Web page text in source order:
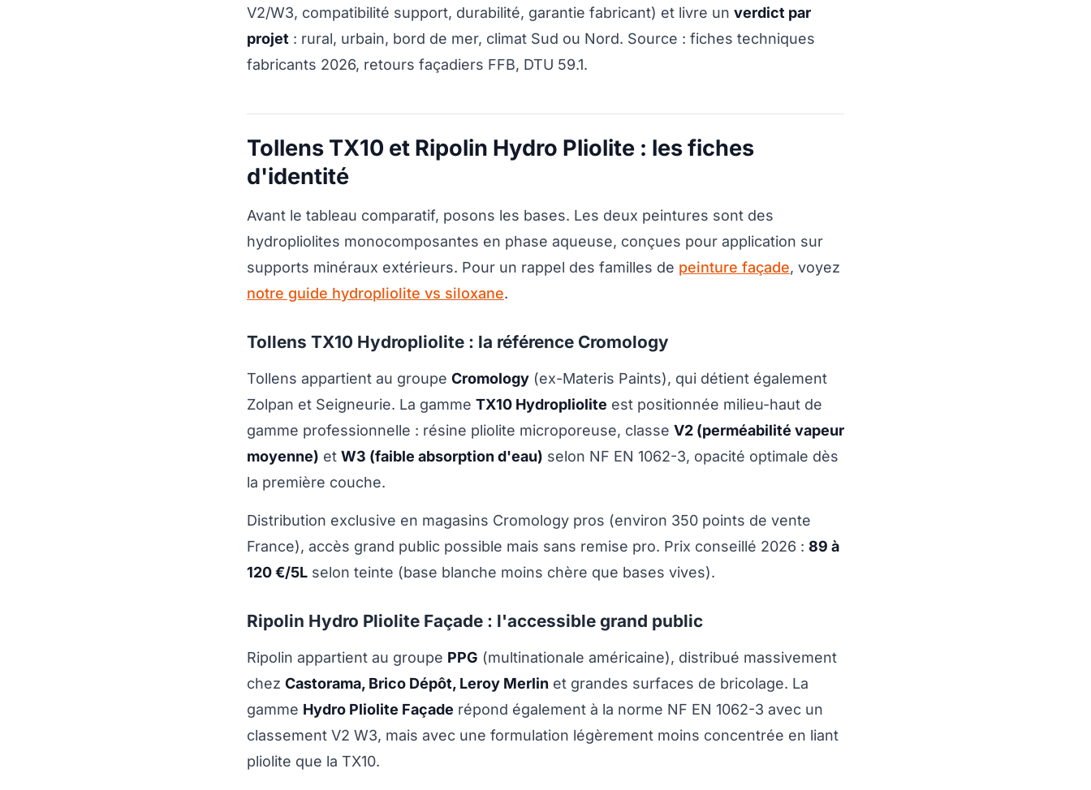
V2/W3, compatibilité support, durabilité, garantie fabricant) et livre un verdict par
projet : rural, urbain, bord de mer, climat Sud ou Nord. Source : fiches techniques
fabricants 2026, retours façadiers FFB, DTU 59.1.
Tollens TX10 et Ripolin Hydro Pliolite : les fiches
d'identité
Avant le tableau comparatif, posons les bases. Les deux peintures sont des
hydropliolites monocomposantes en phase aqueuse, conçues pour application sur
supports minéraux extérieurs. Pour un rappel des familles de peinture façade, voyez
notre guide hydropliolite vs siloxane.
Tollens TX10 Hydropliolite : la référence Cromology
Tollens appartient au groupe Cromology (ex-Materis Paints), qui détient également
Zolpan et Seigneurie. La gamme TX10 Hydropliolite est positionnée milieu-haut de
gamme professionnelle : résine pliolite microporeuse, classe V2 (perméabilité vapeur
moyenne) et W3 (faible absorption d'eau) selon NF EN 1062-3, opacité optimale dès
la première couche.
Distribution exclusive en magasins Cromology pros (environ 350 points de vente
France), accès grand public possible mais sans remise pro. Prix conseillé 2026 : 89 à
120 €/5L selon teinte (base blanche moins chère que bases vives).
Ripolin Hydro Pliolite Façade : l'accessible grand public
Ripolin appartient au groupe PPG (multinationale américaine), distribué massivement
chez Castorama, Brico Dépôt, Leroy Merlin et grandes surfaces de bricolage. La
gamme Hydro Pliolite Façade répond également à la norme NF EN 1062-3 avec un
classement V2 W3, mais avec une formulation légèrement moins concentrée en liant
pliolite que la TX10.